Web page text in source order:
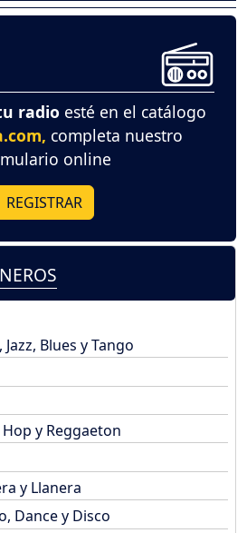
radio esté en el catálogo
completa nuestro
online
REGISTRAR
Blues y Tango
y Reggaeton
y Llanera
Dance y Disco